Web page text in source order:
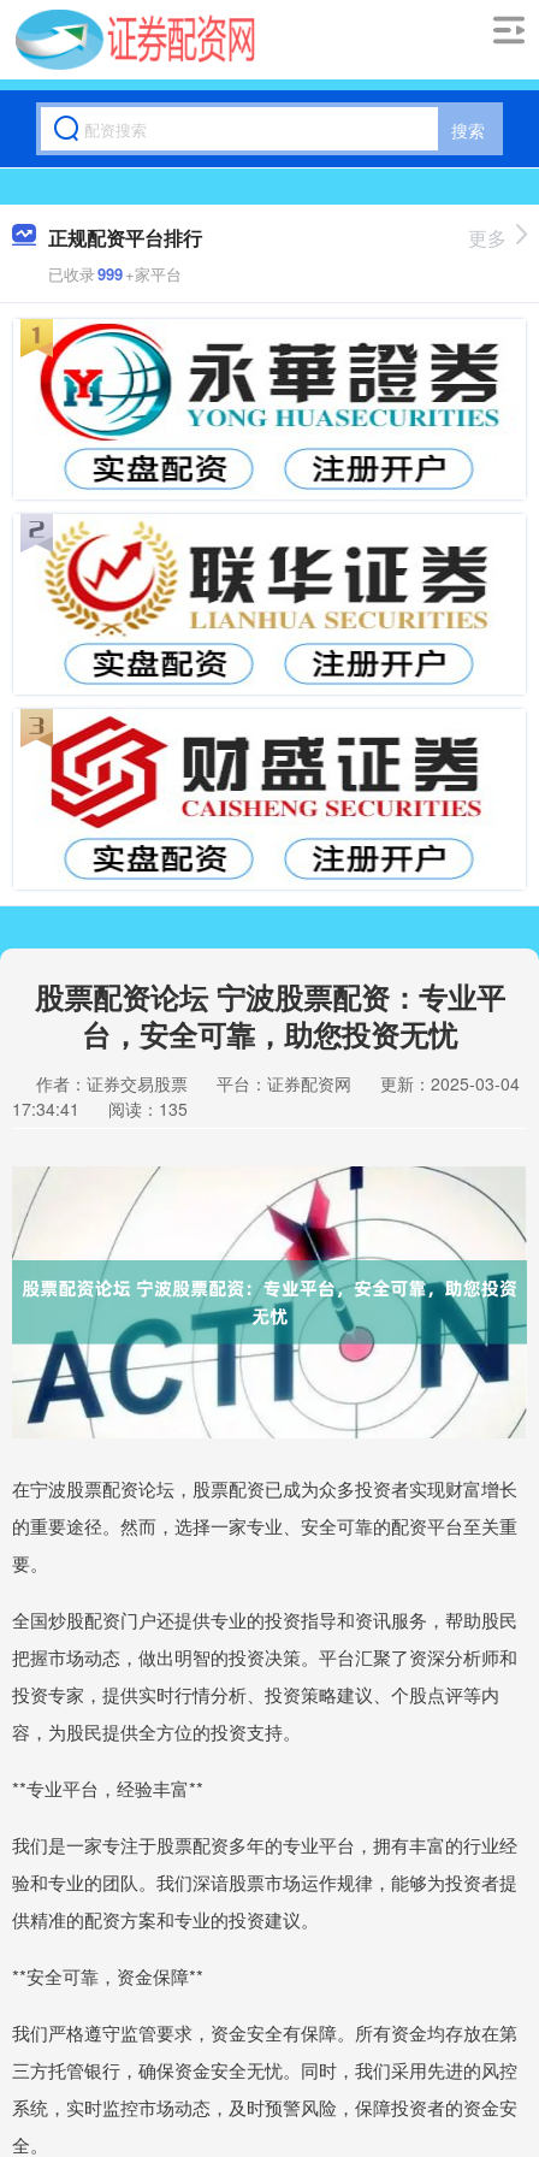
搜索
正规配资平台排行
已收录999+家平台
更多
股票配资论坛 宁波股票配资：专业平
台，安全可靠，助您投资无忧
作者：证券交易股票 平台：证券配资网
更新：2025-03-04
17:34:41
阅读：135
在宁波股票配资论坛，股票配资已成为众多投资者实现财富增长
的重要途径。然而，选择一家专业、安全可靠的配资平台至关重
要。
全国炒股配资门户还提供专业的投资指导和资讯服务，帮助股民
把握市场动态，做出明智的投资决策。平台汇聚了资深分析师和
投资专家，提供实时行情分析、投资策略建议、个股点评等内
容，为股民提供全方位的投资支持。
**专业平台，经验丰富**
我们是一家专注于股票配资多年的专业平台，拥有丰富的行业经
验和专业的团队。我们深谙股票市场运作规律，能够为投资者提
供精准的配资方案和专业的投资建议。
**安全可靠，资金保障**
我们严格遵守监管要求，资金安全有保障。所有资金均存放在第
三方托管银行，确保资金安全无忧。同时，我们采用先进的风控
系统，实时监控市场动态，及时预警风险，保障投资者的资金安
全。